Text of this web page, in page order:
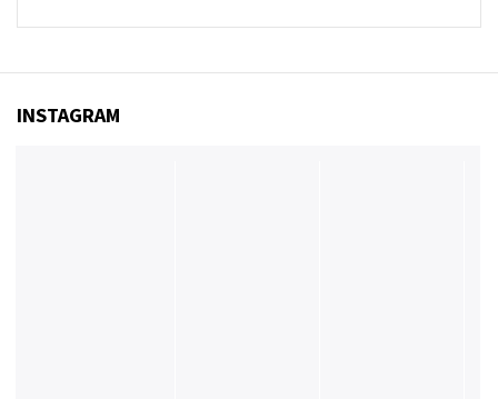
INSTAGRAM